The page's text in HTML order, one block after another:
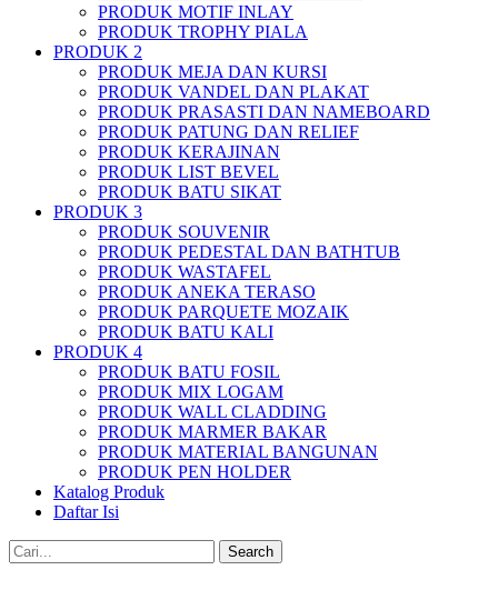
PRODUK MOTIF INLAY
PRODUK TROPHY PIALA
PRODUK 2
PRODUK MEJA DAN KURSI
PRODUK VANDEL DAN PLAKAT
PRODUK PRASASTI DAN NAMEBOARD
PRODUK PATUNG DAN RELIEF
PRODUK KERAJINAN
PRODUK LIST BEVEL
PRODUK BATU SIKAT
PRODUK 3
PRODUK SOUVENIR
PRODUK PEDESTAL DAN BATHTUB
PRODUK WASTAFEL
PRODUK ANEKA TERASO
PRODUK PARQUETE MOZAIK
PRODUK BATU KALI
PRODUK 4
PRODUK BATU FOSIL
PRODUK MIX LOGAM
PRODUK WALL CLADDING
PRODUK MARMER BAKAR
PRODUK MATERIAL BANGUNAN
PRODUK PEN HOLDER
Katalog Produk
Daftar Isi
Search